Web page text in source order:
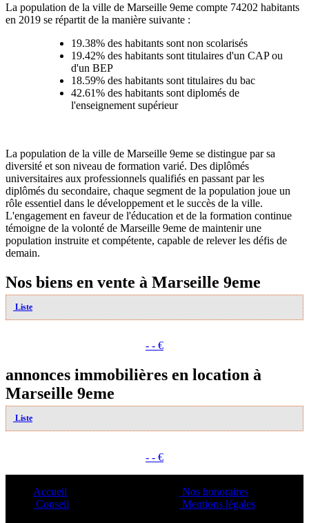
La population de la ville de Marseille 9eme compte 74202 habitants
en 2019 se répartit de la manière suivante :
19.38% des habitants sont non scolarisés
19.42% des habitants sont titulaires d'un CAP ou
d'un BEP
18.59% des habitants sont titulaires du bac
42.61% des habitants sont diplomés de
l'enseignement supérieur
La population de la ville de Marseille 9eme se distingue par sa
diversité et son niveau de formation varié. Des diplômés
universitaires aux professionnels qualifiés en passant par les
diplômés du secondaire, chaque segment de la population joue un
rôle essentiel dans le développement et le succès de la ville.
L'engagement en faveur de l'éducation et de la formation continue
témoigne de la volonté de Marseille 9eme de maintenir une
population instruite et compétente, capable de relever les défis de
demain.
Nos biens en vente à Marseille 9eme
Liste
- - €
annonces immobilières en location à
Marseille 9eme
Liste
- - €
Accueil
Conseil
Nos honoraires
Mentions légales